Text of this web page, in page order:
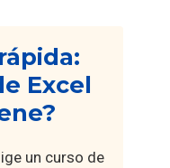
Excel
un curso de